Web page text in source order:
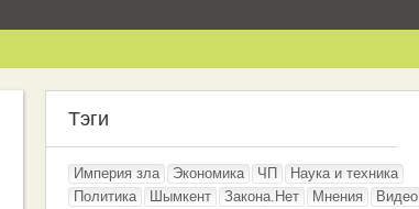
Тэги
Империя зла Экономика ЧП
Наука и техника
Политика
Шымкент Закона.Нет Мнения
Видео